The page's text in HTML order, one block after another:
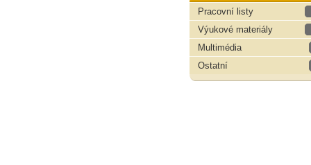
Pracovní listy
Výukové materiály
Multimédia
Ostatní